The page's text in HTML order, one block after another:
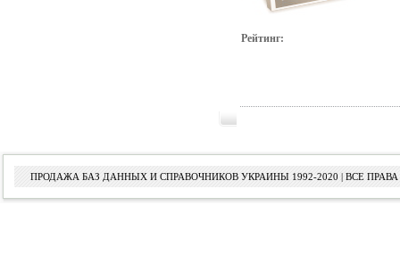
Рейтинг:
ПРОДАЖА БАЗ ДАННЫХ И СПРАВОЧНИКОВ УКРАИНЫ 1992-2020 | ВСЕ